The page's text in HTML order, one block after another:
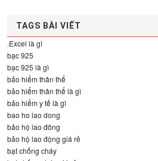
TAGS BÀI VIẾT
.Excel là gì
bạc 925
bạc 925 là gì
bảo hiểm thân thể
bảo hiểm thân thể là gì
bảo hiểm y tế là gì
bao ho lao dong
bảo hộ lao đông
bảo hộ lao động giá rẻ
bạt chống cháy